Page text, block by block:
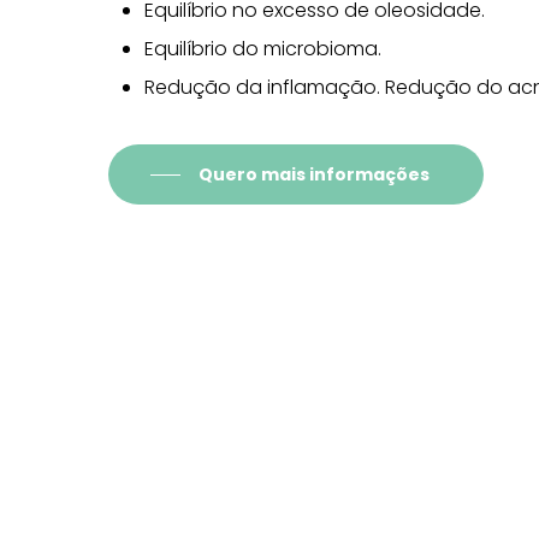
Equilíbrio no excesso de oleosidade.
Equilíbrio do microbioma.
Redução da inflamação. Redução do
Quero mais informações